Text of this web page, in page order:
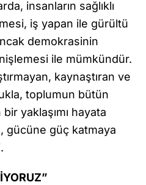
insanların sağlıklı
iş yapan ile gürültü
demokrasinin
ile mümkündür.
kaynaştıran ve
toplumun bütün
yaklaşımı hayata
gücüne güç katmaya